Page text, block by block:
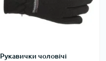
Рукавички чоловічі